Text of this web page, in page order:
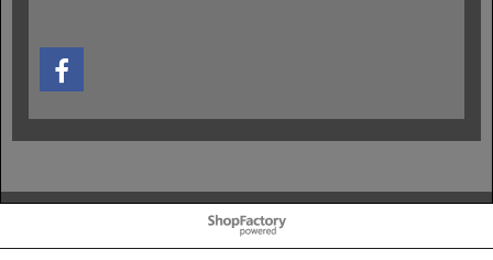
To create online store
ShopFactory eCommerce